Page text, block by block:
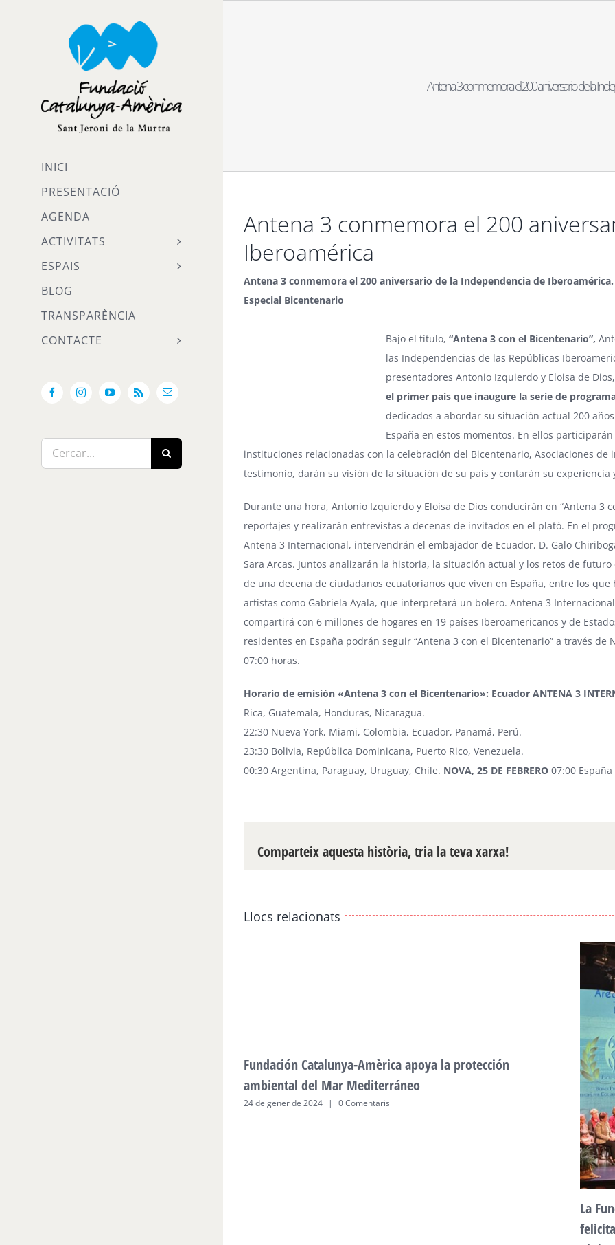
INICI
PRESENTACIÓ
AGENDA
ACTIVITATS
ESPAIS
BLOG
TRANSPARÈNCIA
CONTACTE
FacebookInstagramYouTube
Rss Email:
Cerca
…
Antena 3 conmemora el 200 aniversario de la
Antena 3 conmemora el 200
Iberoamérica
Antena 3 conmemora el 200 aniversario de la Independencia de Iberoamérica.
Especial Bicentenario
Bajo el título, “Antena 3 con el Bicentenario”,
las Independencias de las Repúblicas
presentadores Antonio Izquierdo y Eloisa de
el primer país que inaugure la serie de
dedicados a abordar su situación actual 200
España en estos momentos. En ellos
instituciones relacionadas con la celebración del Bicentenario, Asociaciones
testimonio, darán su visión de la situación de su país y contarán su experiencia
Durante una hora, Antonio Izquierdo y Eloisa de Dios conducirán en “Antena 3
reportajes y realizarán entrevistas a decenas de invitados en el plató. En el
Antena 3 Internacional, intervendrán el embajador de Ecuador, D. Galo
Sara Arcas. Juntos analizarán la historia, la situación actual y los retos de
de una decena de ciudadanos ecuatorianos que viven en España, entre los
artistas como Gabriela Ayala, que interpretará un bolero. Antena 3
compartirá con 6 millones de hogares en 19 países Iberoamericanos y de
residentes en España podrán seguir “Antena 3 con el Bicentenario” a través
07:00 horas.
Horario de emisión «Antena 3 con el Bicentenario»: Ecuador ANTENA 3
Rica, Guatemala, Honduras, Nicaragua.
22:30 Nueva York, Miami, Colombia, Ecuador, Panamá, Perú.
23:30 Bolivia, República Dominicana, Puerto Rico, Venezuela.
00:30 Argentina, Paraguay, Uruguay, Chile. NOVA, 25 DE FEBRERO 07:00 España
Comparteix aquesta història, tria la teva xarxa!
Llocs relacionats
Fundación Catalunya-Amèrica apoya la protección
ambiental del Mar Mediterráneo
24 de gener de 2024 | 0 Comentaris
La